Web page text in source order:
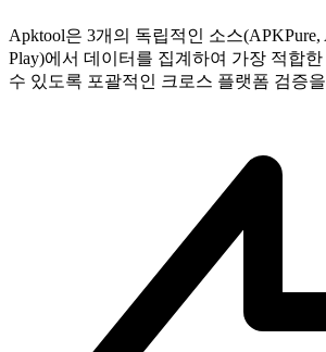
Apktool은 3개의 독립적인 소스(APKPure,
Play)에서 데이터를 집계하여 가장 적합
수 있도록 포괄적인 크로스 플랫폼 검증